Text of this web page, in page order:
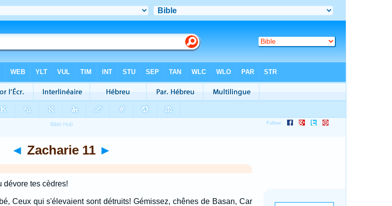
◄ Zacharie 11 ►
dévore tes cèdres!
Ceux qui s'élevaient sont détruits! Gémissez, chênes de Basan, Car